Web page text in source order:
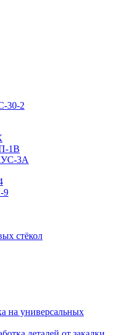
30-2
1В
3А
9
стёкол
на универсальных